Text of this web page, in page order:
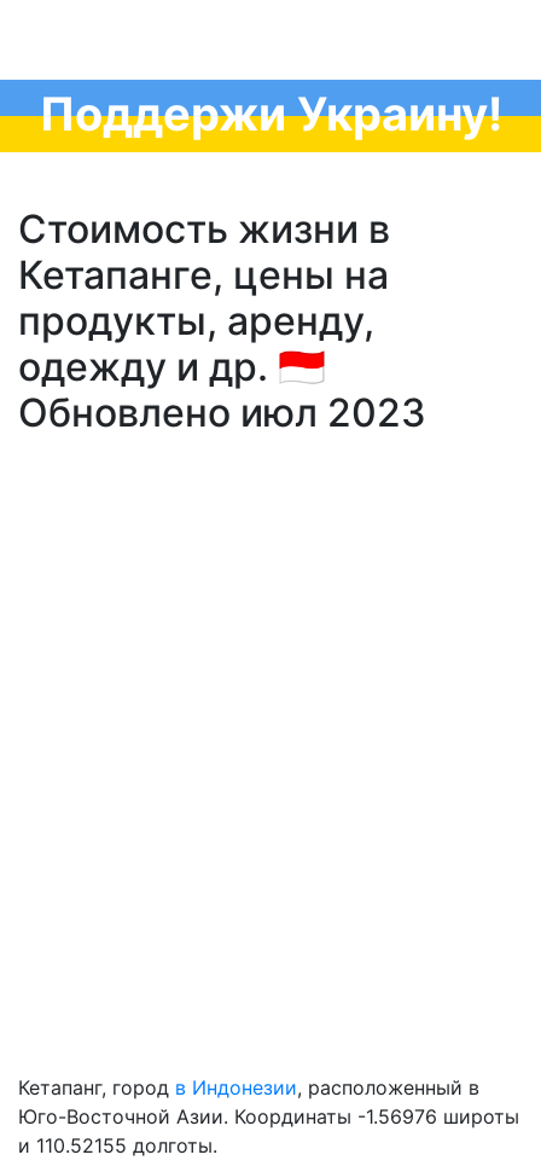
Поддержи Украину!
Стоимость жизни в
Кетапанге, цены на
продукты, аренду,
одежду и др. 🇮🇩
Обновлено июл 2023
Кетапанг, город в Индонезии, расположенный в
Юго-Восточной Азии. Координаты -1.56976 широты
и 110.52155 долготы.